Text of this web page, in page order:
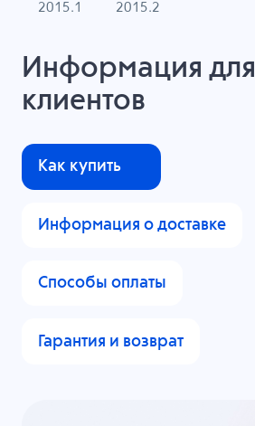
2015.1
2015.2
Информация для
клиентов
Как купить
Информация о доставке
Способы оплаты
Гарантия и возврат